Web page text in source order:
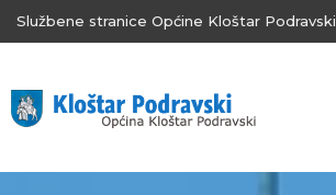
Službene stranice Općine Kloštar Podravski